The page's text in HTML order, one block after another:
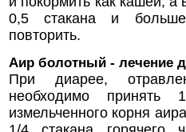
0,5 стакана и
повторить.
Аир болотный - лечение
При диарее,
необходимо принять
измельченного корня